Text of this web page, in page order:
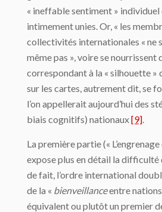
« ineffable sentiment » individuel
intimement unies. Or, « les
collectivités internationales « ne
même pas », voire se nourrissent
correspondant à la « silhouette »
sur les cartes, autrement dit, se
l’on appellerait aujourd’hui des
biais cognitifs) nationaux[9]
La première partie («
expose plus en détail la difficulté
de fait, l’ordre international
de la « bienveillanceentre nations
équivalent ou plutôt un premier